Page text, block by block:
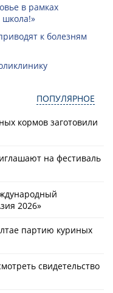
в рамках
школа!»
к болезням
ПОПУЛЯРНОЕ
кормов заготовили
на фестиваль
2026»
партию куриных
свидетельство